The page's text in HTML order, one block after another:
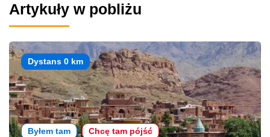
Artykuły w pobliżu
Dystans 0 km
Byłem tam Chcę tam pójść